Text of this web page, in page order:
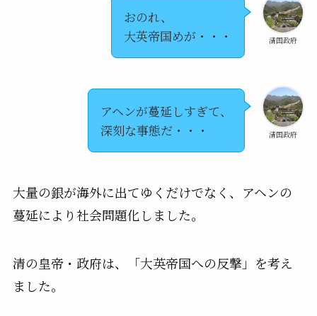
清国政府
おのれ、
大英帝国めが・・・
清国政府
アヘンが蔓延しすぎて、
深刻な事態だ・・・
大量の銀が海外に出てゆくだけでなく、アヘンの
蔓延により社会問題化しました。
清の皇帝・政府は、「大英帝国への反撃」を考え
ました。